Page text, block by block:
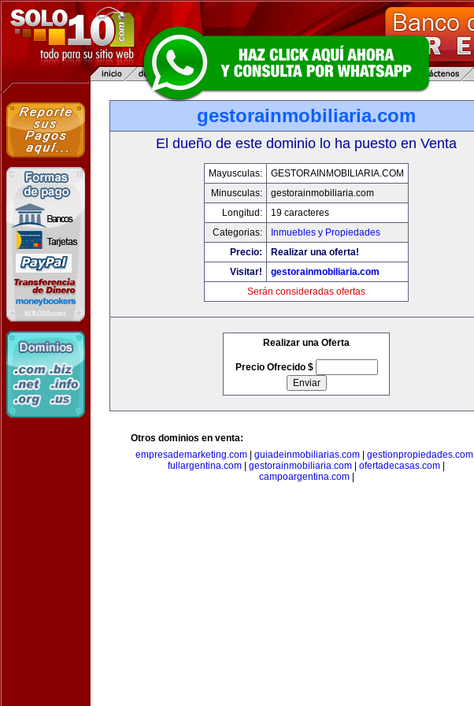
gestorainmobiliaria.com
El dueño de este dominio lo ha puesto en Venta
Mayusculas:
GESTORAINMOBILIARIA.COM
Minusculas:
gestorainmobiliaria.com
Longitud:
19 caracteres
Categorias:
Inmuebles y Propiedades
Precio:
Realizar una oferta!
Visitar!
gestorainmobiliaria.com
Serán consideradas ofertas
Realizar una Oferta
Precio Ofrecido $
Otros dominios en venta:
empresademarketing.com| guiadeinmobiliarias.com| gestionpropiedades.com|
fullargentina.com
gestorainmobiliaria.com ofertadecasas.com
campoargentina.com|